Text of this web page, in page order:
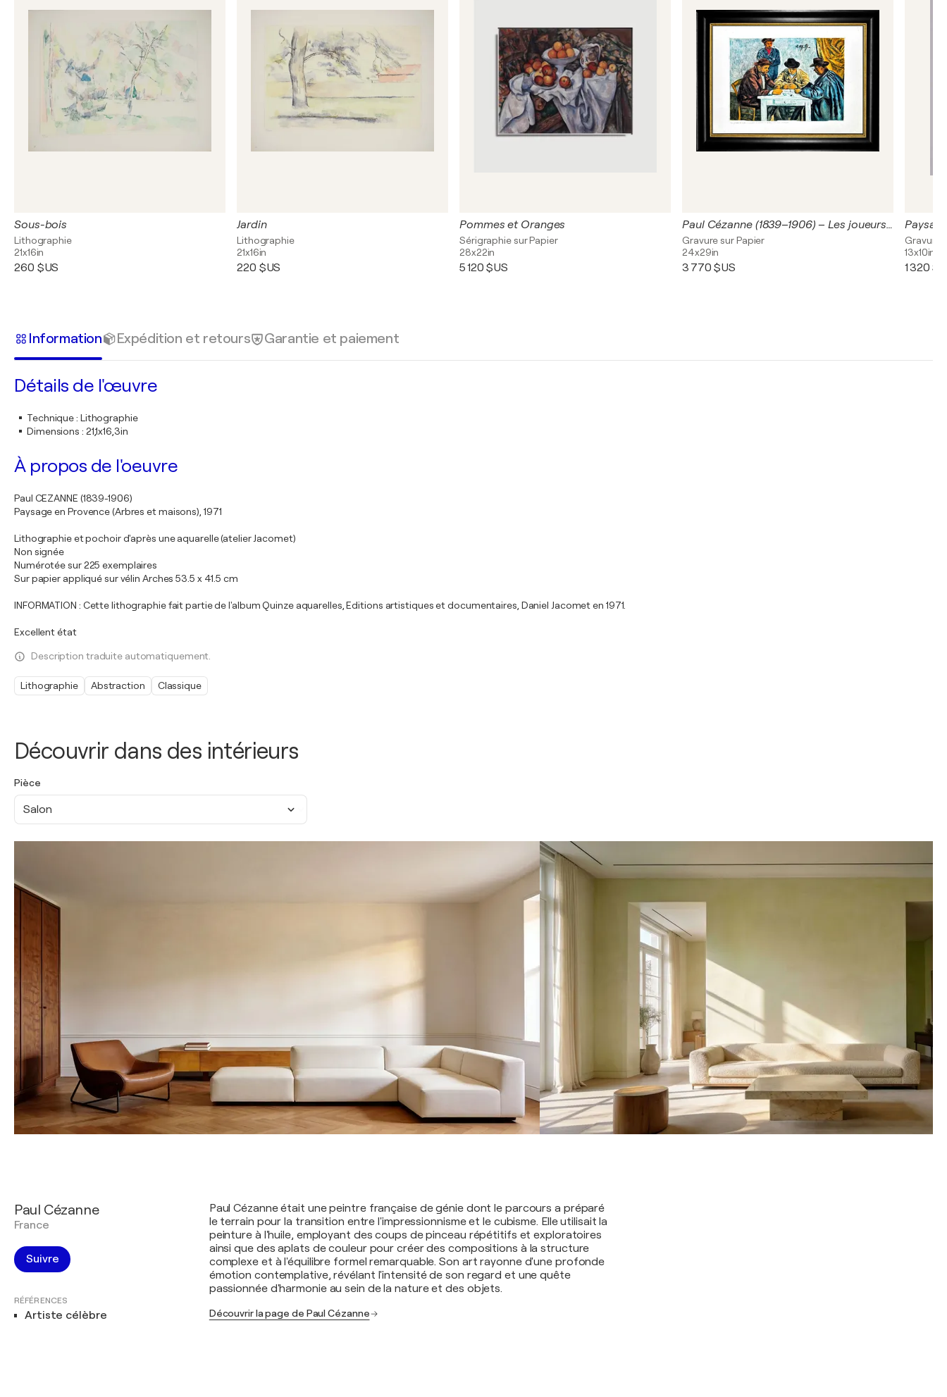
Découvrir dans des intérieurs
Pièce
Salon
Sous-bois
Lithographie
21x16in
260 $US
Jardin
Lithographie
21x16in
220 $US
Pommes et Oranges
Sérigraphie sur Papier
28x22in
5 120 $US
Paul Cézanne (1839–1906) – Les joueurs de cartes – Color aquatint on Arches paper – 1929
Gravure sur Papier
24x29in
3 770 $US
Gravure
13x10in
1 320
Information Expédition et retours Garantie et paiement
Détails de l'œuvre
Technique: Lithographie
Dimensions : 21,1x16,3in
À propos de l'oeuvre
Paul CEZANNE (1839-1906)
Paysage en Provence (Arbres et maisons), 1971
Lithographie et pochoir d'après une aquarelle (atelier Jacomet)
Non signée
Numérotée sur 225 exemplaires
Sur papier appliqué sur vélin Arches 53.5 x 41.5 cm
INFORMATION : Cette lithographie fait partie de l'album Quinze aquarelles, Editions artistiques et documentaires, Daniel Jacomet en 1971.
Excellent état
Description traduite automatiquement.
Lithographie Abstraction Classique
Paul Cézanne
France
Suivre
RÉFÉRENCES
Artiste célèbre
Paul Cézanne était une peintre française de génie dont le parcours a préparé
le terrain pour la transition entre l'impressionnisme et le cubisme. Elle utilisait la
peinture à l'huile, employant des coups de pinceau répétitifs et exploratoires
ainsi que des aplats de couleur pour créer des compositions à la structure
complexe et à l'équilibre formel remarquable. Son art rayonne d'une profonde
émotion contemplative, révélant l'intensité de son regard et une quête
passionnée d'harmonie au sein de la nature et des objets.
Découvrir la page de Paul Cézanne